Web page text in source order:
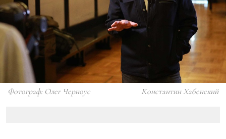
Фотограф: Олег Черноус Константин Хабенский